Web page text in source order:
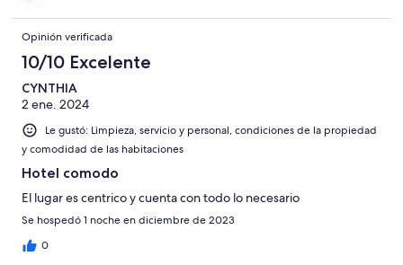
Opinión verificada
10/10 Excelente
CYNTHIA
2 ene. 2024
Le gustó: Limpieza, servicio y personal, condiciones de la propiedad
y comodidad de las habitaciones
Hotel comodo
El lugar es centrico y cuenta con todo lo necesario
Se hospedó 1 noche en diciembre de 2023
0